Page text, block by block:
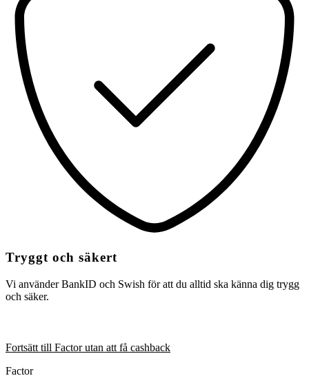
Tryggt och säkert
Vi använder BankID och Swish för att du alltid ska känna dig trygg
och säker.
Fortsätt till Factor utan att få cashback
Factor